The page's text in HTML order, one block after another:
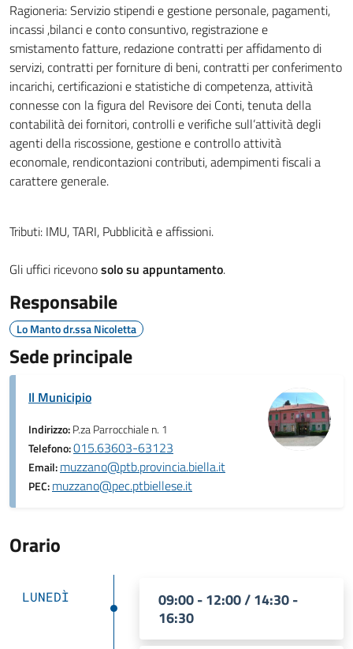
Ragioneria: Servizio stipendi e gestione personale, pagamenti,
incassi ,bilanci e conto consuntivo, registrazione e
smistamento fatture, redazione contratti per affidamento di
servizi, contratti per forniture di beni, contratti per conferimento
incarichi, certificazioni e statistiche di competenza, attività
connesse con la figura del Revisore dei Conti, tenuta della
contabilità dei fornitori, controlli e verifiche sull’attività degli
agenti della riscossione, gestione e controllo attività
economale, rendicontazioni contributi, adempimenti fiscali a
carattere generale.
Tributi: IMU, TARI, Pubblicità e affissioni.
Gli uffici ricevonosolo su appuntamento.
Responsabile
Lo Manto dr.ssa Nicoletta
Sede principale
Il Municipio
Indirizzo:P.za Parrocchiale n. 1
Telefono:015.63603-63123
Email:muzzano@ptb.provincia.biella.it
PEC:muzzano@pec.ptbiellese.it
Orario
LUNEDÌ
09:00 - 12:00 / 14:30 -
16:30